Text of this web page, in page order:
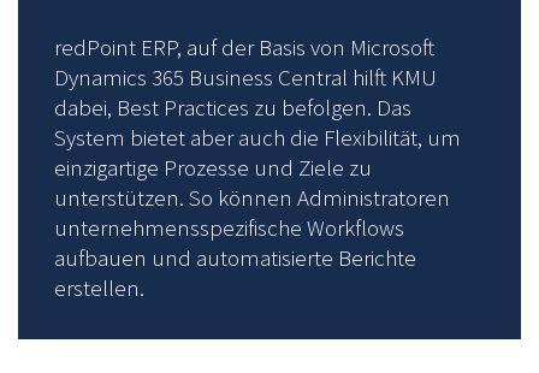
redPoint ERP, auf der Basis von Microsoft
Dynamics 365 Business Central hilft KMU
dabei, Best Practices zu befolgen. Das
System bietet aber auch die Flexibilität, um
einzigartige Prozesse und Ziele zu
unterstützen. So können Administratoren
unternehmensspezifische Workflows
aufbauen und automatisierte Berichte
erstellen.